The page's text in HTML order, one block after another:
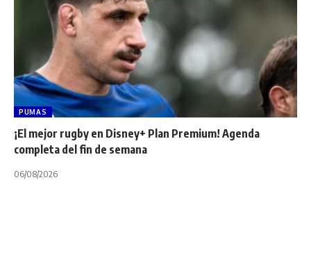
PUMAS
¡El mejor rugby en Disney+ Plan Premium! Agenda
completa del fin de semana
06/08/2026